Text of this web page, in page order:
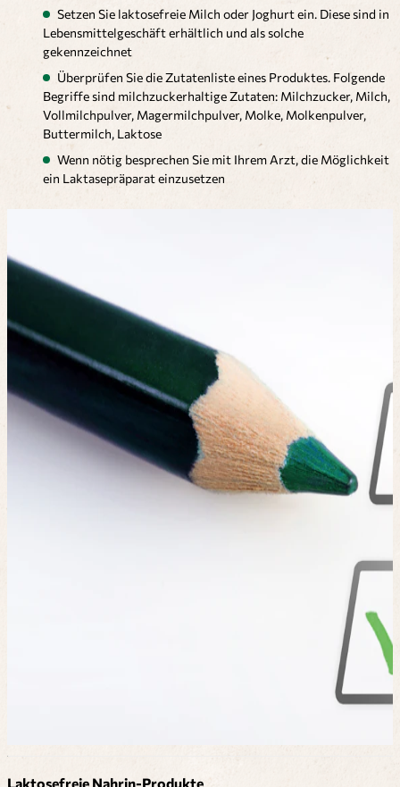
Setzen Sie laktosefreie Milch oder Joghurt ein. Diese sind in
Lebensmittelgeschäft erhältlich und als solche
gekennzeichnet
Überprüfen Sie die Zutatenliste eines Produktes. Folgende
Begriffe sind milchzuckerhaltige Zutaten: Milchzucker, Milch,
Vollmilchpulver, Magermilchpulver, Molke, Molkenpulver,
Buttermilch, Laktose
Wenn nötig besprechen Sie mit Ihrem Arzt, die Möglichkeit
ein Laktasepräparat einzusetzen
Laktosefreie Nahrin-Produkte